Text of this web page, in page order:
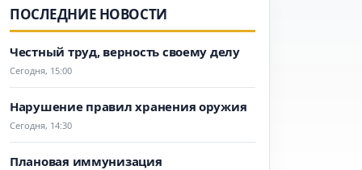
ПОСЛЕДНИЕ НОВОСТИ
Честный труд, верность своему делу
Сегодня, 15:00
Нарушение правил хранения оружия
Сегодня, 14:30
Плановая иммунизация